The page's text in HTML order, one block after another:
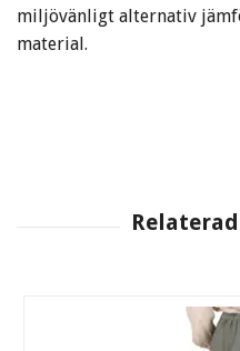
miljövänligt alternativ
material.